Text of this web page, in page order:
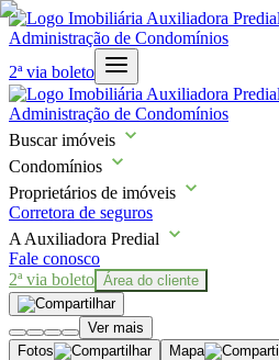
2ª via boleto
Buscar imóveis
Condomínios
Proprietários de imóveis
Corretora de seguros
A Auxiliadora Predial
Fale conosco
2ª via boleto Área do cliente
Ver mais
Fotos
Mapa